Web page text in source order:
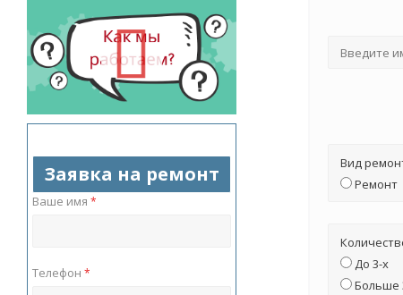
Вид
Ремонт
До 3-х
Больше
Заявка на ремонт
Ваше имя *
Телефон *